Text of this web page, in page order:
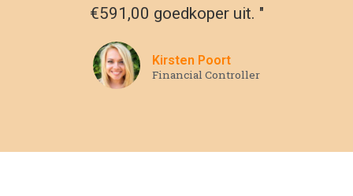
€591,00 goedkoper uit. "
Kirsten Poort
Financial Controller